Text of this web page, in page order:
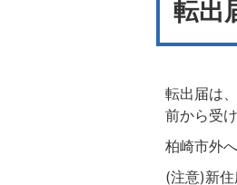
転出
転出届は
前から受
柏崎市外
(注意)新